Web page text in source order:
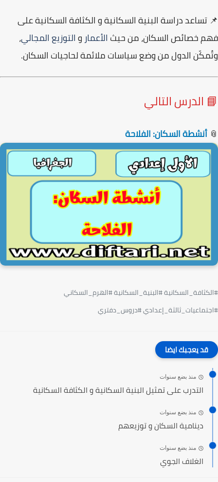
دراسةالبنية السكانيةوالكثافة السكانيةعلى
خصائص السكان، من حيثالأعمارو التوزيع المجالي،
الدول من وضع سياسات ملائمة لحاجيات السكان.
التالي
أنشطة السكان: الفلاحة
#البنية_السكانية #الهرم_السكاني
#دروس_دفتري
قد يعجبك ايضا
منذ بضع سنوات
التدرب على تمثيل البنية السكانية و الكثافة السكانية
منذ بضع سنوات
دينامية السكان و توزيعهم
منذ بضع سنوات
الغلاف الجوي